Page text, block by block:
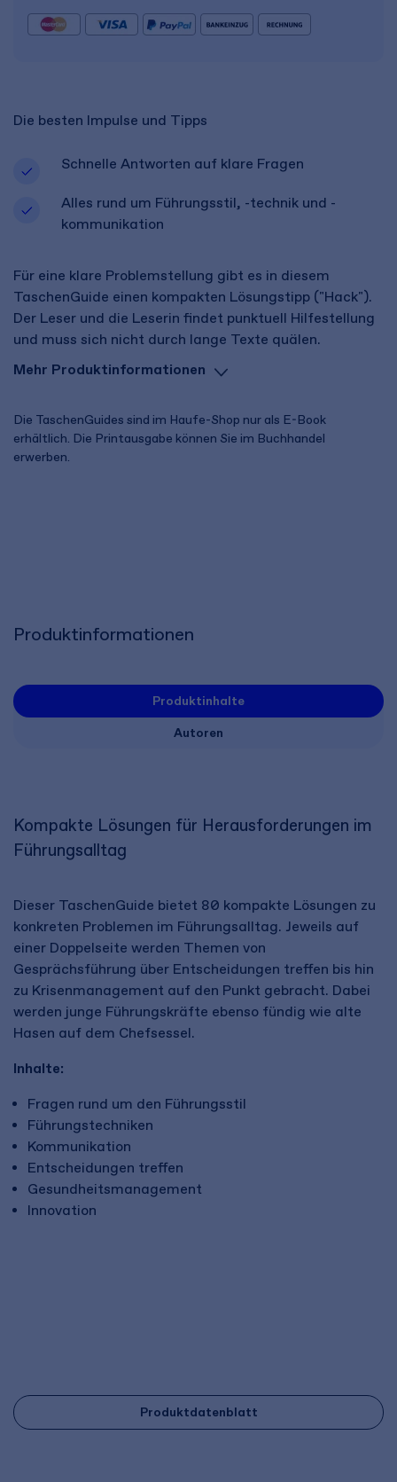
Die besten Impulse und Tipps
Schnelle Antworten auf klare Fragen
Alles rund um Führungsstil, -technik und -
kommunikation
Für eine klare Problemstellung gibt es in diesem
TaschenGuide einen kompakten Lösungstipp ("Hack").
Der Leser und die Leserin findet punktuell Hilfestellung
und muss sich nicht durch lange Texte quälen.
Mehr Produktinformationen
Die TaschenGuides sind im Haufe-Shop nur als E-Book
erhältlich. Die Printausgabe können Sie im Buchhandel
erwerben.
Produktinformationen
Produktinhalte
Autoren
Kompakte Lösungen für Herausforderungen im
Führungsalltag
Dieser TaschenGuide bietet 80 kompakte Lösungen zu
konkreten Problemen im Führungsalltag. Jeweils auf
einer Doppelseite werden Themen von
Gesprächsführung über Entscheidungen treffen bis hin
zu Krisenmanagement auf den Punkt gebracht. Dabei
werden junge Führungskräfte ebenso fündig wie alte
Hasen auf dem Chefsessel.
Inhalte:
Fragen rund um den Führungsstil
Führungstechniken
Kommunikation
Entscheidungen treffen
Gesundheitsmanagement
Innovation
Produktdatenblatt